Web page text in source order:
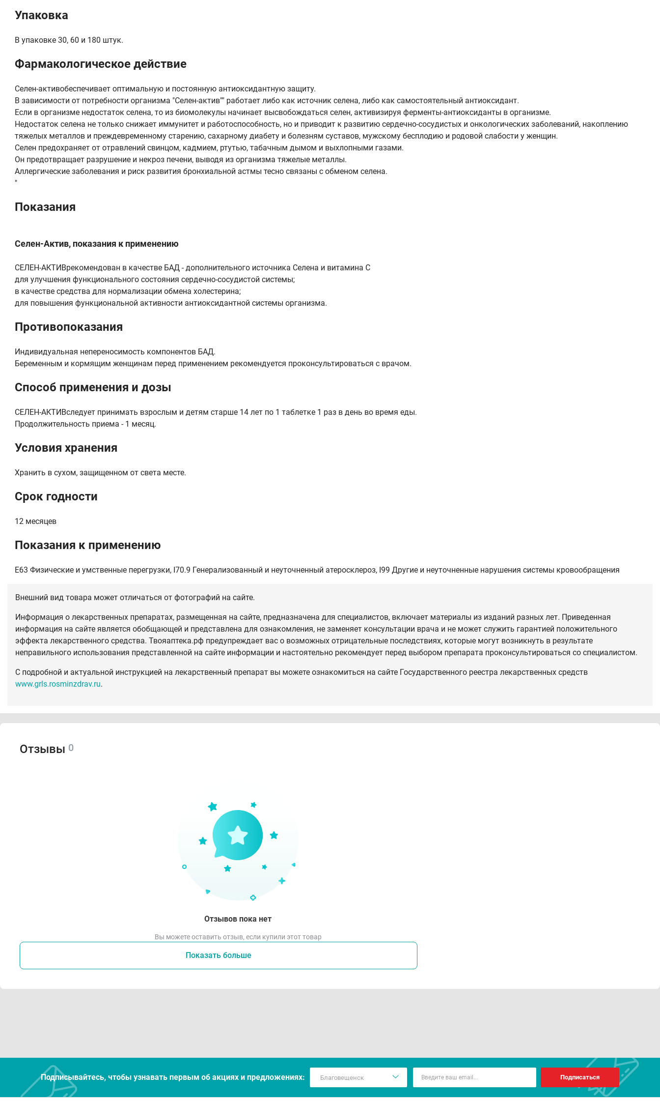
Упаковка
В упаковке 30, 60 и 180 штук.
Фармакологическое действие
Селен-активобеспечивает оптимальную и постоянную антиоксидантную защиту.
В зависимости от потребности организма "Селен-актив"" работает либо как источник селена, либо как самостоятельный антиоксидант.
Если в организме недостаток селена, то из биомолекулы начинает высвобождаться селен, активизируя ферменты-антиоксиданты в организме.
Недостаток селена не только снижает иммунитет и работоспособность, но и приводит к развитию сердечно-сосудистых и онкологических заболеваний, накоплению
тяжелых металлов и преждевременному старению, сахарному диабету и болезням суставов, мужскому бесплодию и родовой слабости у женщин.
Селен предохраняет от отравлений свинцом, кадмием, ртутью, табачным дымом и выхлопными газами.
Он предотвращает разрушение и некроз печени, выводя из организма тяжелые металлы.
Аллергические заболевания и риск развития бронхиальной астмы тесно связаны с обменом селена.
"
Показания
Селен-Актив, показания к применению
СЕЛЕН-АКТИВрекомендован в качестве БАД - дополнительного источника Селена и витамина С
для улучшения функционального состояния сердечно-сосудистой системы;
в качестве средства для нормализации обмена холестерина;
для повышения функциональной активности антиоксидантной системы организма.
Противопоказания
Индивидуальная непереносимость компонентов БАД.
Беременным и кормящим женщинам перед применением рекомендуется проконсультироваться с врачом.
Способ применения и дозы
СЕЛЕН-АКТИВследует принимать взрослым и детям старше 14 лет по 1 таблетке 1 раз в день во время еды.
Продолжительность приема - 1 месяц.
Условия хранения
Хранить в сухом, защищенном от света месте.
Срок годности
12 месяцев
Показания к применению
E63 Физические и умственные перегрузки, I70.9 Генерализованный и неуточненный атеросклероз, I99 Другие и неуточненные нарушения системы кровообращения
Внешний вид товара может отличаться от фотографий на сайте.
Информация о лекарственных препаратах, размещенная на сайте, предназначена для специалистов, включает материалы из изданий разных лет. Приведенная
информация на сайте является обобщающей и представлена для ознакомления, не заменяет консультации врача и не может служить гарантией положительного
эффекта лекарственного средства. Твояаптека.рф предупреждает вас о возможных отрицательные последствиях, которые могут возникнуть в результате
неправильного использования представленной на сайте информации и настоятельно рекомендует перед выбором препарата проконсультироваться со специалистом.
С подробной и актуальной инструкцией на лекарственный препарат вы можете ознакомиться на сайте Государственного реестра лекарственных средств
www.grls.rosminzdrav.ru.
Отзывы 0
Отзывов пока нет
Вы можете оставить отзыв, если купили этот товар
Показать больше
Подписывайтесь, чтобы узнавать первым об акцияx и предложениях: Подписаться